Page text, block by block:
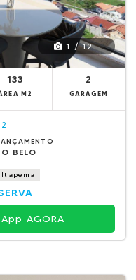
1 / 12
133
M2
2
GARAGEM
BELO
AGORA